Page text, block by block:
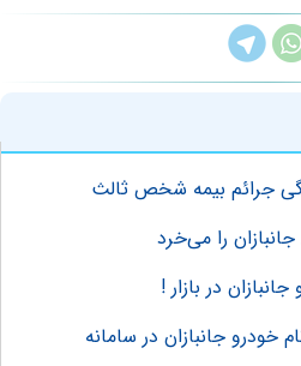
جرائم بیمه شخص ثالث
را می‌خرد
در بازار !
جانبازان در سامانه